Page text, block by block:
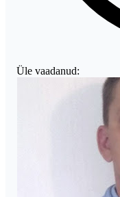
Üle vaadanud: